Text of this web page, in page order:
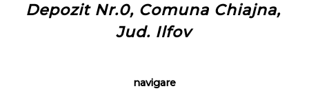
Depozit Nr.0, Comuna Chiajna,
Jud. Ilfov
navigare